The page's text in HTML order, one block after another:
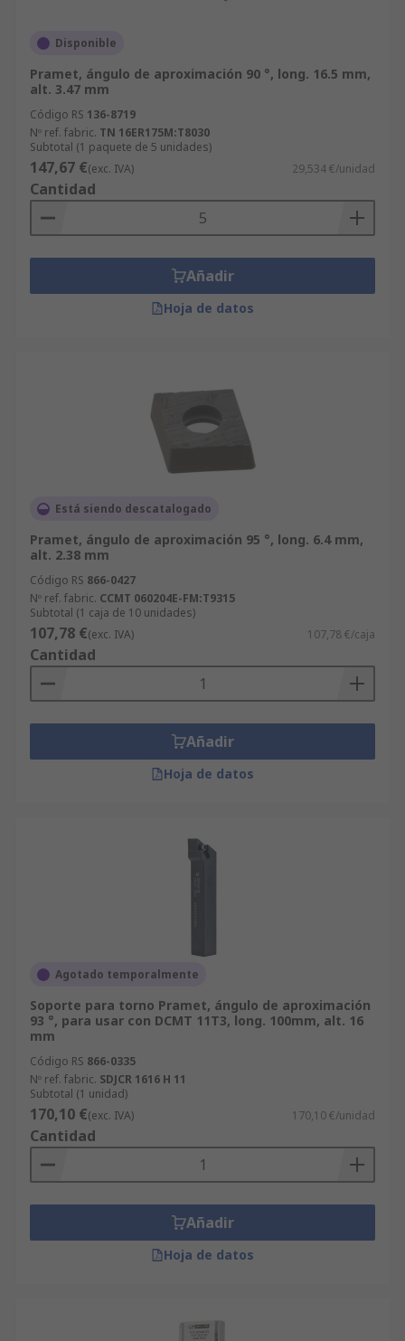
Disponible
Pramet, ángulo de aproximación 90 °, long. 16.5 mm,
alt. 3.47 mm
Código RS 136-8719
Nº ref. fabric. TN 16ER175M:T8030
Subtotal (1 paquete de 5 unidades)
147,67 €(exc. IVA) 29,534 €/unidad
Cantidad
Añadir
Hoja de datos
Está siendo descatalogado
Pramet, ángulo de aproximación 95 °, long. 6.4 mm,
alt. 2.38 mm
Código RS 866-0427
Nº ref. fabric. CCMT 060204E-FM:T9315
Subtotal (1 caja de 10 unidades)
107,78 €(exc. IVA) 107,78 €/caja
Cantidad
Añadir
Hoja de datos
Agotado temporalmente
Soporte para torno Pramet, ángulo de aproximación
93 °, para usar con DCMT 11T3, long. 100mm, alt. 16
mm
Código RS 866-0335
Nº ref. fabric. SDJCR 1616 H 11
Subtotal (1 unidad)
170,10 €(exc. IVA) 170,10 €/unidad
Cantidad
Añadir
Hoja de datos